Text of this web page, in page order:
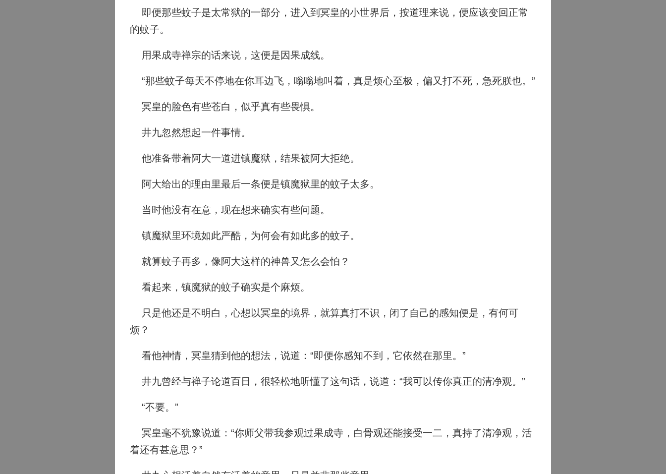
即便那些蚊子是太常狱的一部分，进入到冥皇的小世界后，按道理来说，便应该变回正常
的蚊子。
用果成寺禅宗的话来说，这便是因果成线。
“那些蚊子每天不停地在你耳边飞，嗡嗡地叫着，真是烦心至极，偏又打不死，急死朕也。”
冥皇的脸色有些苍白，似乎真有些畏惧。
井九忽然想起一件事情。
他准备带着阿大一道进镇魔狱，结果被阿大拒绝。
阿大给出的理由里最后一条便是镇魔狱里的蚊子太多。
当时他没有在意，现在想来确实有些问题。
镇魔狱里环境如此严酷，为何会有如此多的蚊子。
就算蚊子再多，像阿大这样的神兽又怎么会怕？
看起来，镇魔狱的蚊子确实是个麻烦。
只是他还是不明白，心想以冥皇的境界，就算真打不识，闭了自己的感知便是，有何可
烦？
看他神情，冥皇猜到他的想法，说道：“即便你感知不到，它依然在那里。”
井九曾经与禅子论道百日，很轻松地听懂了这句话，说道：“我可以传你真正的清净观。”
“不要。”
冥皇毫不犹豫说道：“你师父带我参观过果成寺，白骨观还能接受一二，真持了清净观，活
着还有甚意思？”